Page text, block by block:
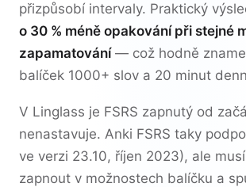
přizpůsobí intervaly. Praktický
o 30 % méně opakování při stejné
zapamatování— což hodně
balíček 1000+ slov a 20 minut
V Linglass je FSRS zapnutý od
nenastavuje. Anki FSRS taky
ve verzi 23.10, říjen 2023), ale
zapnout v možnostech balíčku a